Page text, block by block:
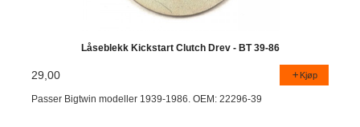
Låseblekk Kickstart Clutch Drev - BT 39-86
29,00 Kjøp
Passer Bigtwin modeller 1939-1986. OEM: 22296-39